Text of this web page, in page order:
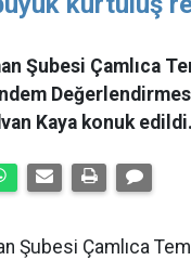
Şubesi Çamlıca
Kaya konuk edildi.
Şubesi Çamlıca